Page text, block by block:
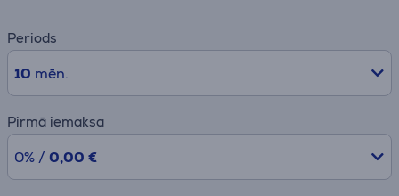
Periods
10 mēn.
Pirmā iemaksa
0% / 0,00 €